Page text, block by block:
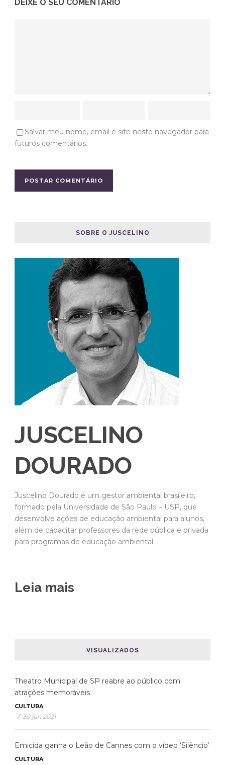
DEIXE O SEU COMENTÁRIO
Salvar meu nome, email e site neste navegador para
futuros comentários.
SOBRE O JUSCELINO
JUSCELINO
DOURADO
Juscelino Dourado é um gestor ambiental brasileiro,
formado pela Universidade de São Paulo – USP, que
desenvolve ações de educação ambiental para alunos,
além de capacitar professores da rede pública e privada
para programas de educação ambiental.
Leia mais
VISUALIZADOS
Theatro Municipal de SP reabre ao público com
atrações memoráveis
CULTURA
/ 30 jun 2021
Emicida ganha o Leão de Cannes com o vídeo ‘Silêncio’
CULTURA